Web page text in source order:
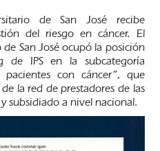
de San José recibe
del riesgo en cáncer. El
San José ocupó la posición
de IPS en la subcategoría
con cáncer”, que
la red de prestadores de las
subsidiado a nivel nacional.